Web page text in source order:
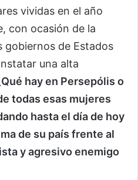
vividas en el año
con ocasión de la
gobiernos de Estados
una alta
hay en Persepólis o
todas esas mujeres
hasta el día de hoy
de su país frente al
y agresivo enemigo